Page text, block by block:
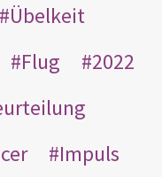
Übelkeit
Flug
2022
Impuls